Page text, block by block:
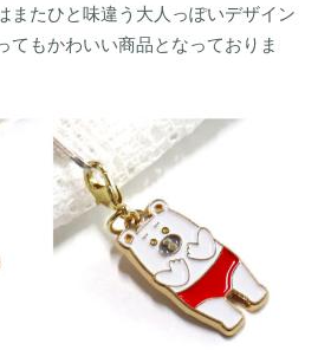
またひと味違う大人っぽいデザイン
てもかわいい商品となっておりま